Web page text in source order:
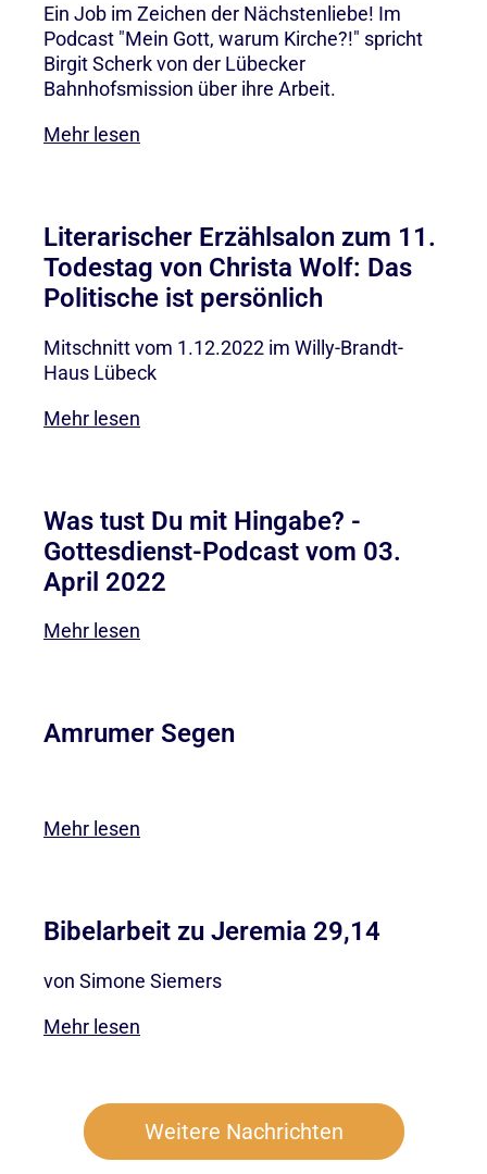
Ein Job im Zeichen der Nächstenliebe! Im
Podcast "Mein Gott, warum Kirche?!" spricht
Birgit Scherk von der Lübecker
Bahnhofsmission über ihre Arbeit.
Mehr lesen
Literarischer Erzählsalon zum 11.
Todestag von Christa Wolf: Das
Politische ist persönlich
Mitschnitt vom 1.12.2022 im Willy-Brandt-
Haus Lübeck
Mehr lesen
Was tust Du mit Hingabe? -
Gottesdienst-Podcast vom 03.
April 2022
Mehr lesen
Amrumer Segen
Mehr lesen
Bibelarbeit zu Jeremia 29,14
von Simone Siemers
Mehr lesen
Weitere Nachrichten